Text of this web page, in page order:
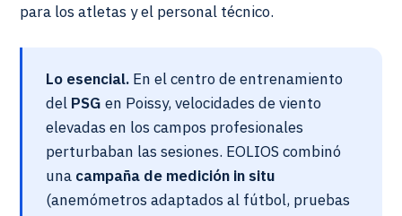
para los atletas y el personal técnico.
Lo esencial. En el centro de entrenamiento
del PSG en Poissy, velocidades de viento
elevadas en los campos profesionales
perturbaban las sesiones. EOLIOS combinó
una campaña de medición in situ
(anemómetros adaptados al fútbol, pruebas